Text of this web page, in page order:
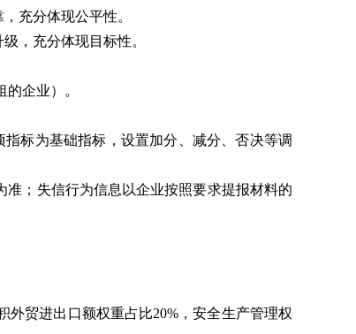
充分体现公平性。
，充分体现目标性。
企业）。
指标为基础指标，设置加分、减分、否决等调
准；失信行为信息以企业按照要求提报材料的
外贸进出口额权重占比20%，安全生产管理权